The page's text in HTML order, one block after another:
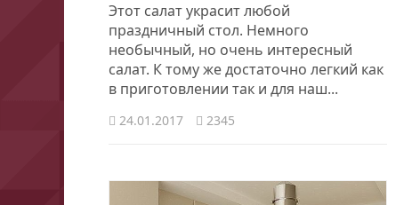
Этот салат украсит любой
праздничный стол. Немного
необычный, но очень интересный
салат. К тому же достаточно легкий как
в приготовлении так и для наш...
24.01.2017 2345